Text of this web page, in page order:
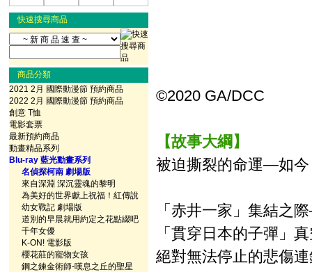
快速搜尋商品
商品分類
2021 2月 國際動漫節 預約商品
2022 2月 國際動漫節 預約商品
創意 T恤
電影套票
最新預約商品
動畫精品系列
Blu-ray 藍光動畫系列
名偵探柯南 劇場版
來自深淵 深沉靈魂的黎明
為美好的世界獻上祝福！紅傳說
幼女戰記 劇場版
道別的早晨就用約定之花點綴吧
千年女優
K-ON! 電影版
櫻花莊的寵物女孩
鋼之鍊金術師-嘆息之丘的聖星
©2020 GA/DCC
【故事大綱】
被迫撕裂的命運—如
「赤井一家」集結之
「貫穿日本的子彈」
絕對無法停止的悲傷